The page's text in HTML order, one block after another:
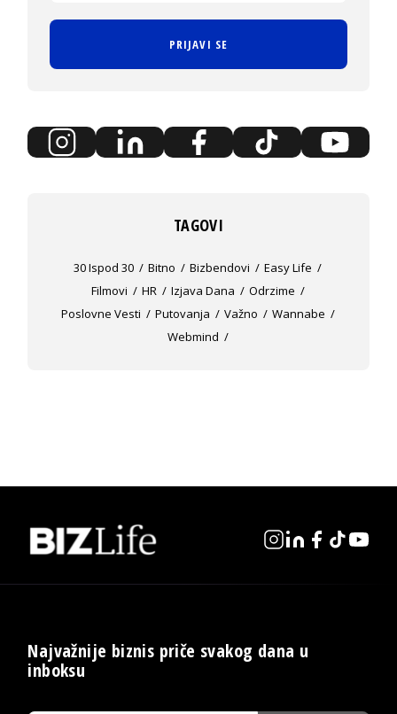
PRIJAVI SE
TAGOVI
30 Ispod 30 Bitno Bizbendovi
Easy Life
Filmovi
HR Izjava Dana
Odrzime
Poslovne Vesti
Putovanja Važno
Wannabe
Webmind
Najvažnije biznis priče svakog dana u
inboksu